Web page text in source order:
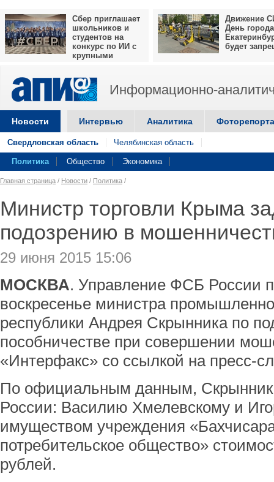
Сбер приглашает
школьников и
студентов на
конкурс по ИИ с
крупными
Движение
День города
будет
Информационно-
Новости Интервью Аналитика
Свердловская область Челябинская область
Политика Общество Экономика
Главная страница / Новости / Политика /
Министр торговли Крыма
подозрению в
29 июня 2015 15:06
МОСКВА. Управление ФСБ России
воскресенье министра
республики Андрея Скрынника по
пособничестве при совершении
«Интерфакс» со ссылкой на пресс-
По официальным данным, Скрынник
России: Василию Хмелевскому и
имуществом учреждения
потребительское общество»
рублей.